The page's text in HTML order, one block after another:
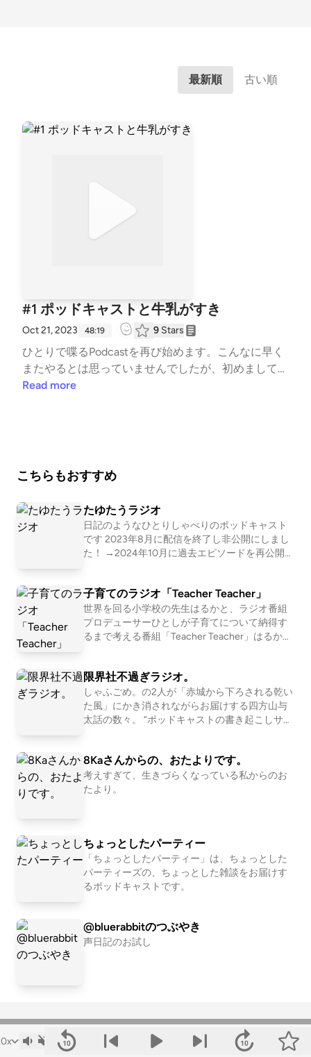
最新順 古い順
#1 ポッドキャストと牛乳がすき
Oct 21, 2023 48:19 9 Stars
ひとりで喋るPodcastを再び始めます。こんなに早く
またやるとは思っていませんでしたが、初めましての
方もそうでない方も、お暇でしたらお付き合いくださ
Read more
こちらもおすすめ
たゆたうラジオ
日記のようなひとりしゃべりのポッドキャスト
です 2023年8月に配信を終了し非公開にしまし
た！ →2024年10月に過去エピソードを再公開し
子育てのラジオ「Teacher Teacher」
世界を回る小学校の先生はるかと、ラジオ番組
プロデューサーひとしが子育てについて納得す
るまで考える番組「Teacher Teacher」はるかの
Teacherの⁠⁠⁠⁠⁠⁠⁠⁠⁠⁠⁠⁠⁠⁠⁠⁠⁠⁠⁠⁠⁠⁠⁠webサイトはこちら⁠⁠⁠⁠⁠⁠⁠⁠⁠⁠⁠⁠⁠⁠⁠⁠⁠⁠⁠⁠⁠⁠⁠ ☞https://teacher
teacher.jp 活動を応援してくれる⁠⁠⁠⁠⁠⁠⁠⁠⁠⁠⁠⁠⁠⁠⁠⁠⁠⁠⁠⁠⁠⁠⁠月額スポンサ
ー様⁠⁠⁠⁠⁠⁠⁠⁠⁠⁠⁠⁠⁠⁠⁠⁠⁠⁠⁠⁠⁠⁠⁠を募集しています！ ☞https://teacherteach
er.jp/application お便りはこちらへ ☞https://for
xAyCK Xで#ティーチャーティーチャーをつけて
感想・コメントをお願いします！
限界社不過ぎラジオ。
しゃふごめ。の2人が「赤城から下ろされる乾い
た風」にかき消されながらお届けする四方山与
太話の数々。 ”ポッドキャストの書き起こしサー
8Kaさんからの、おたよりです。
考えすぎて、生きづらくなっている私からのお
たより。
ちょっとしたパーティー
「ちょっとしたパーティー」は、ちょっとした
パーティーズの、ちょっとした雑談をお届けす
るポッドキャストです。
@bluerabbitのつぶやき
声日記のお試し